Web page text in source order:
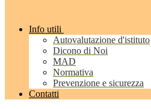
Info utili
Autovalutazione d'istituto
Dicono di Noi
MAD
Normativa
Prevenzione e sicurezza
Contatti